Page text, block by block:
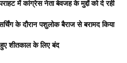
में कांग्रेस नेता बेवजह के मुद्दों को दे रही
के दौरान पशुलोक बैराज से बरामद किया
शीतकाल के लिए बंद